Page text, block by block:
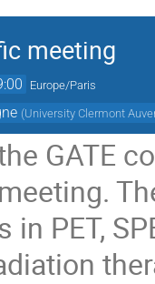
meeting
Europe/Paris
(University Clermont
GATE
in PET,